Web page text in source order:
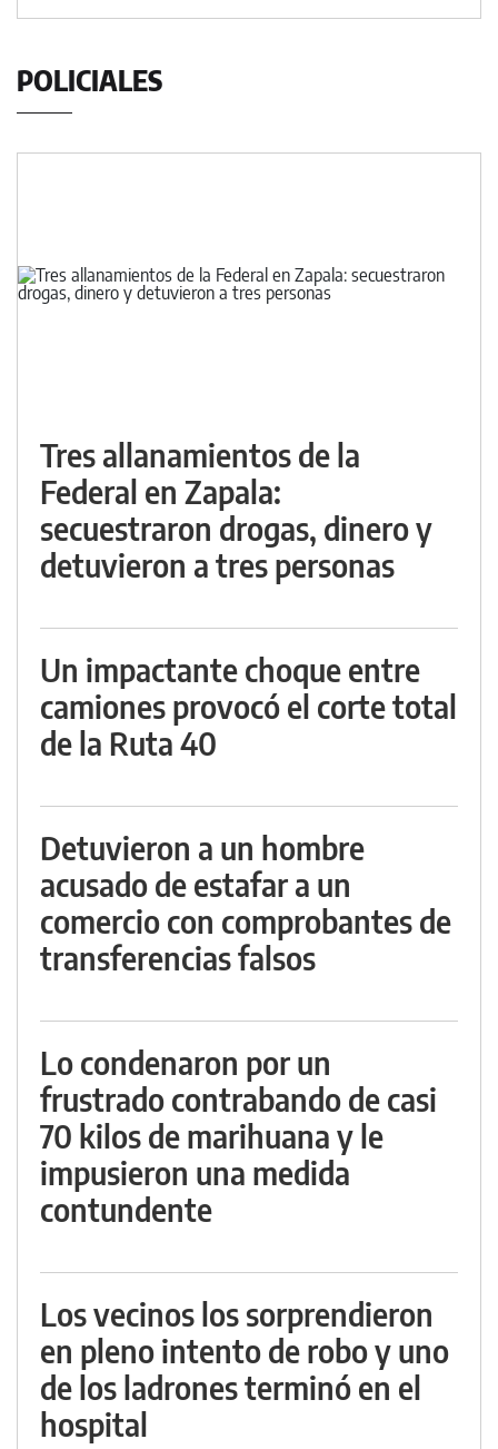
POLICIALES
Tres allanamientos de la
Federal en Zapala:
secuestraron drogas, dinero y
detuvieron a tres personas
Un impactante choque entre
camiones provocó el corte total
de la Ruta 40
Detuvieron a un hombre
acusado de estafar a un
comercio con comprobantes de
transferencias falsos
Lo condenaron por un
frustrado contrabando de casi
70 kilos de marihuana y le
impusieron una medida
contundente
Los vecinos los sorprendieron
en pleno intento de robo y uno
de los ladrones terminó en el
hospital